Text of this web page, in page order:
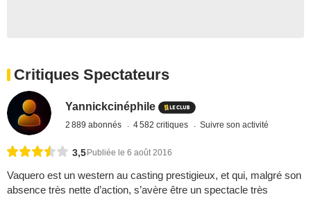
Critiques Spectateurs
Yannickcinéphile
2 889 abonnés 4 582 critiques Suivre son activité
3,5 Publiée le 6 août 2016
Vaquero est un western au casting prestigieux, et qui, malgré son
absence très nette d’action, s’avère être un spectacle très